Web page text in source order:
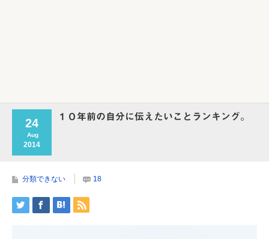
24
Aug
2014
１０年前の自分に伝えたいことランキング。
分類できない 18